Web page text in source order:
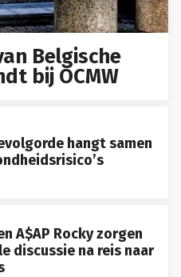
Belgische
bij OCMW
hangt samen
A$AP Rocky zorgen
discussie na reis naar